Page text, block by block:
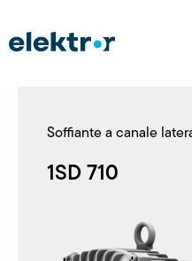
Soffiante a canale
1SD 710